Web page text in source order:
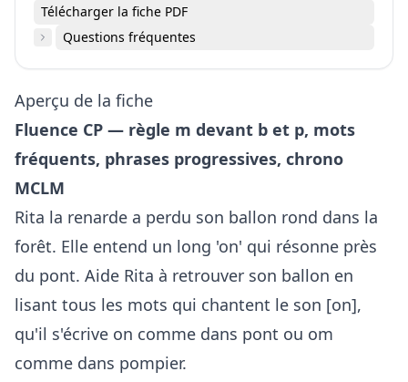
Télécharger la fiche PDF
Questions fréquentes
Aperçu de la fiche
Fluence CP — règle m devant b et p, mots
fréquents, phrases progressives, chrono
MCLM
Rita la renarde a perdu son ballon rond dans la
forêt. Elle entend un long 'on' qui résonne près
du pont. Aide Rita à retrouver son ballon en
lisant tous les mots qui chantent le son [on],
qu'il s'écrive on comme dans pont ou om
comme dans pompier.